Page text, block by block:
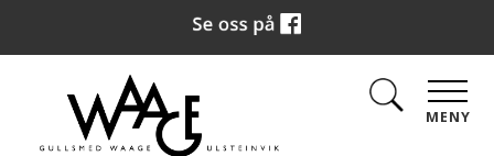
MENY